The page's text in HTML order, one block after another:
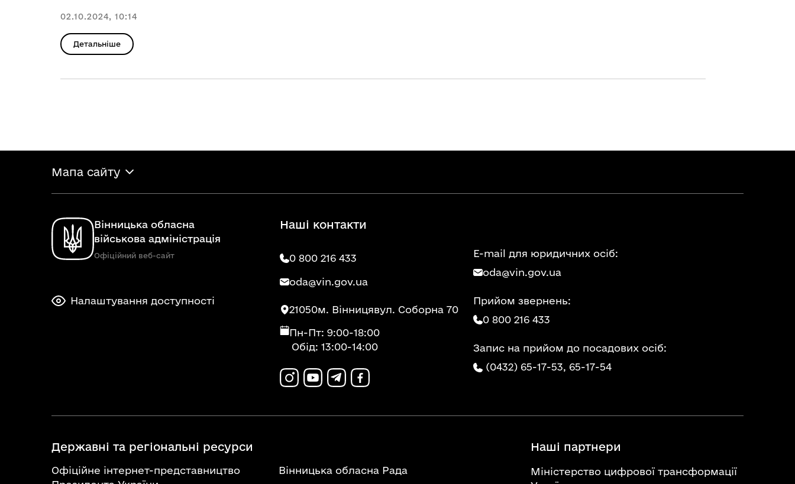
02.10.2024, 10:14
Детальніше
Мапа сайту
Вінницька обласна
військова адміністрація
Офіційний веб-сайт
Налаштування доступності
Наші контакти
0 800 216 433
oda@vin.gov.ua
21050м. Вінницявул. Соборна 70
Пн-Пт: 9:00-18:00
Обід: 13:00-14:00
E-mail для юридичних осіб:
oda@vin.gov.ua
Прийом звернень:
0 800 216 433
Запис на прийом до посадових осіб:
(0432) 65-17-53, 65-17-54
Державні та регіональні ресурси
Офіційне інтернет-представництво
Вінницька обласна Рада
Наші партнери
Міністерство цифрової трансформації